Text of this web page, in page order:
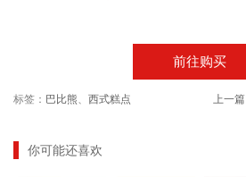
前往购买
标签： 巴比熊 西式糕点 上一篇
你可能还喜欢